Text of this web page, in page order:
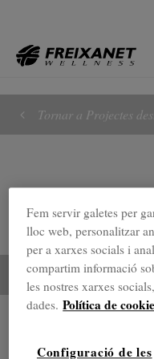
Tornar a Projectes
Fem servir galetes per
lloc web, personalitzar
per a xarxes socials i
compartim informació
les nostres xarxes
dades. Política de
Configuració de les